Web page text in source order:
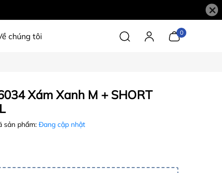
×
chúng tôi 0
Xám Xanh M + SHORT
sản phẩm: Đang cập nhật